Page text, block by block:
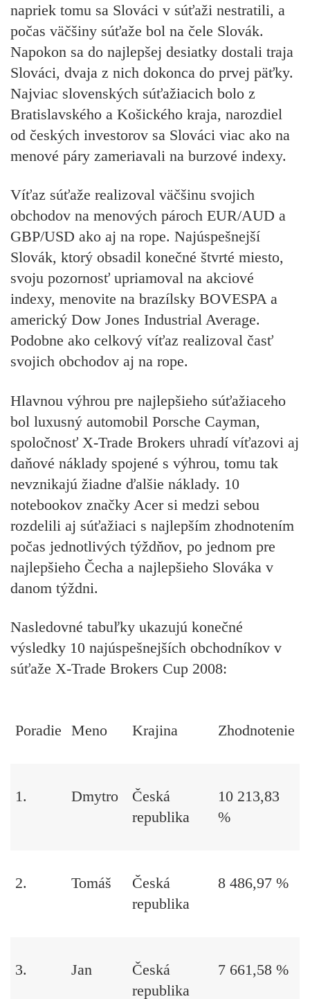
napriek tomu sa Slováci v súťaži nestratili, a
počas väčšiny súťaže bol na čele Slovák.
Napokon sa do najlepšej desiatky dostali traja
Slováci, dvaja z nich dokonca do prvej päťky.
Najviac slovenských súťažiacich bolo z
Bratislavského a Košického kraja, narozdiel
od českých investorov sa Slováci viac ako na
menové páry zameriavali na burzové indexy.
Víťaz súťaže realizoval väčšinu svojich
obchodov na menových pároch EUR/AUD a
GBP/USD ako aj na rope. Najúspešnejší
Slovák, ktorý obsadil konečné štvrté miesto,
svoju pozornosť upriamoval na akciové
indexy, menovite na brazílsky BOVESPA a
americký Dow Jones Industrial Average.
Podobne ako celkový víťaz realizoval časť
svojich obchodov aj na rope.
Hlavnou výhrou pre najlepšieho súťažiaceho
bol luxusný automobil Porsche Cayman,
spoločnosť X-Trade Brokers uhradí víťazovi aj
daňové náklady spojené s výhrou, tomu tak
nevznikajú žiadne ďalšie náklady. 10
notebookov značky Acer si medzi sebou
rozdelili aj súťažiaci s najlepším zhodnotením
počas jednotlivých týždňov, po jednom pre
najlepšieho Čecha a najlepšieho Slováka v
danom týždni.
Nasledovné tabuľky ukazujú konečné
výsledky 10 najúspešnejších obchodníkov v
súťaže X-Trade Brokers Cup 2008:
Poradie Meno Krajina Zhodnotenie
1. Dmytro
Česká
republika
10 213,83
%
2. Tomáš
Česká
republika
8 486,97 %
3. Jan
Česká
republika
7 661,58 %